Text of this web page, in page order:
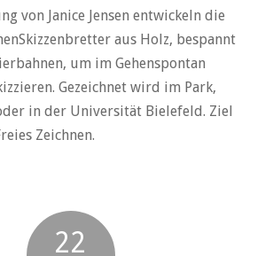
von Janice Jensen entwickeln die
aus Holz, bespannt
um im Gehenspontan
Gezeichnet wird im Park,
in der Universität Bielefeld. Ziel
Zeichnen.
22